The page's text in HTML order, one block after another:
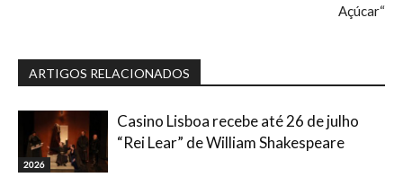
Açúcar“
ARTIGOS RELACIONADOS
2026
Casino Lisboa recebe até 26 de julho
“Rei Lear” de William Shakespeare